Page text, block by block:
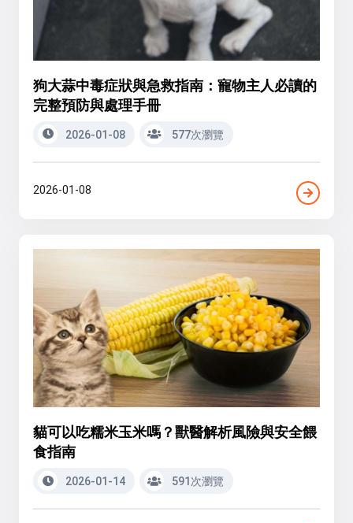
狗大蒜中毒症狀與急救指南：寵物主人必讀的
完整預防與處理手冊
2026-01-08 577次瀏覽
2026-01-08
貓可以吃糯米玉米嗎？獸醫解析風險與安全餵
食指南
2026-01-14 591次瀏覽